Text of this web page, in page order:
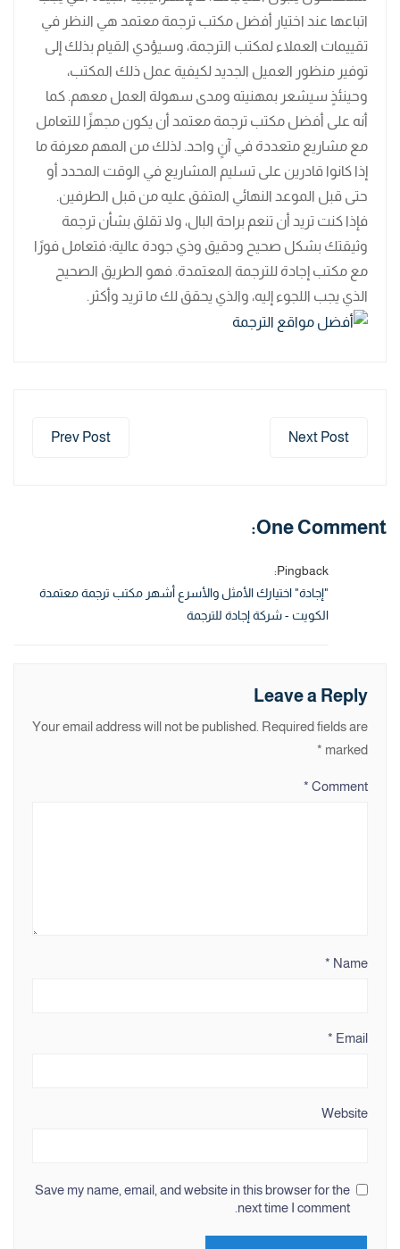
اتباعها عند اختيار أفضل مكتب ترجمة معتمد هي النظر في
تقييمات العملاء لمكتب الترجمة، وسيؤدي القيام بذلك إلى
توفير منظور العميل الجديد لكيفية عمل ذلك المكتب،
وحينئذٍ سيشعر بمهنيته ​​ومدى سهولة العمل معهم. كما
أنه على أفضل مكتب ترجمة معتمد أن يكون مجهزًا للتعامل
مع مشاريع متعددة في آنٍ واحد. لذلك من المهم معرفة ما
إذا كانوا قادرين على تسليم المشاريع في الوقت المحدد أو
حتى قبل الموعد النهائي المتفق عليه من قبل الطرفين.
فإذا كنت تريد أن تنعم براحة البال، ولا تقلق بشأن ترجمة
وثيقتك بشكل صحيح ودقيق وذي جودة عالية؛ فتعامل فورًا
مع مكتب إجادة للترجمة المعتمدة. فهو الطريق الصحيح
الذي يجب اللجوء إليه، والذي يحقق لك ما تريد وأكثر.
Prev Post Next Post
One Comment:
Pingback:
"إجادة" اختيارك الأمثل والأسرع أشهر مكتب ترجمة معتمدة
الكويت - شركة إجادة للترجمة
Leave a Reply
Your email address will not be published. Required fields are
marked
*
Comment
*
Name
*
Email
*
Website
Save my name, email, and website in this browser for the
next time I comment.